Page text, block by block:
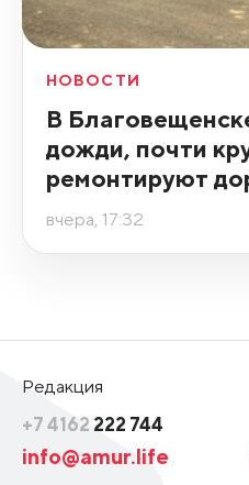
НОВОСТИ
В
дожди, почти
ремонтируют
вчера, 17:32
Редакция
+7 4162 222 744
info@amur.life